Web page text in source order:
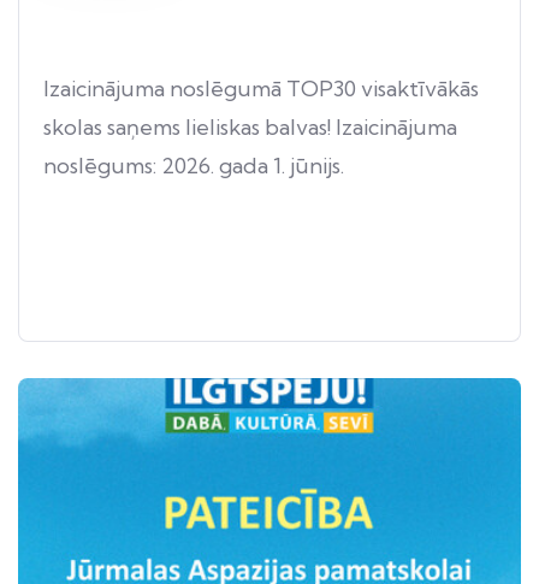
Izaicinājuma noslēgumā TOP30 visaktīvākās
skolas saņems lieliskas balvas! Izaicinājuma
noslēgums: 2026. gada 1. jūnijs.